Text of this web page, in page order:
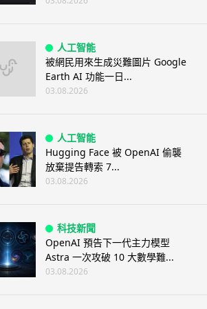
人工智能
被網民用來生成災難圖片 Google
Earth AI 功能一日...
03.08.2026
人工智能
Hugging Face 被 OpenAI 偷襲
放棄提告轉索 7...
03.08.2026
科技新聞
OpenAI 預告下一代主力模型
Astra 一次攻破 10 大數學難...
03.08.2026